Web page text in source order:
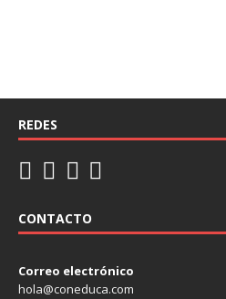
REDES
CONTACTO
Correo electrónico
hola@coneduca.com